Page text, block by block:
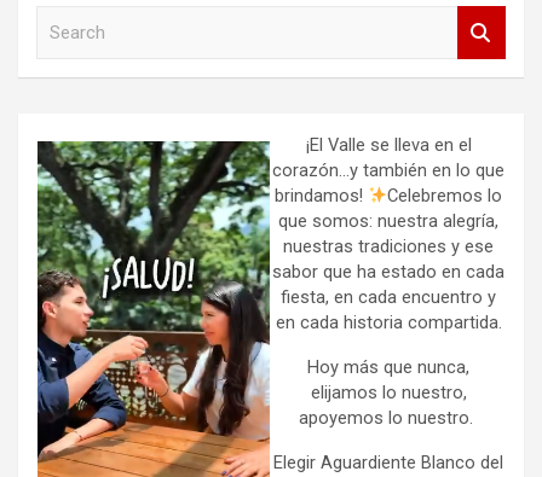
h
¡El Valle se lleva en el
corazón…y también en lo que
brindamos!
Celebremos lo
que somos: nuestra alegría,
nuestras tradiciones y ese
sabor que ha estado en cada
fiesta, en cada encuentro y
en cada historia compartida.
Hoy más que nunca,
elijamos lo nuestro,
apoyemos lo nuestro.
Elegir Aguardiente Blanco del